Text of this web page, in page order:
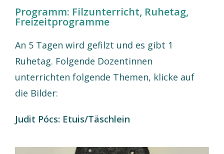
Programm: Filzunterricht, Ruhetag,
Freizeitprogramme
An 5 Tagen wird gefilzt und es gibt 1
Ruhetag. Folgende Dozentinnen
unterrichten folgende Themen, klicke auf
die Bilder:
Judit Pócs: Etuis/Täschlein